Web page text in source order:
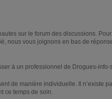
sur le forum des discussions.
nous vous joignons en bas de
à un professionnel de Drogues-info-
de manière individuelle. Il n’existe
ce temps de soin.